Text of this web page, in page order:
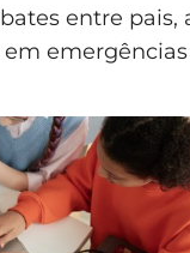
entre pais,